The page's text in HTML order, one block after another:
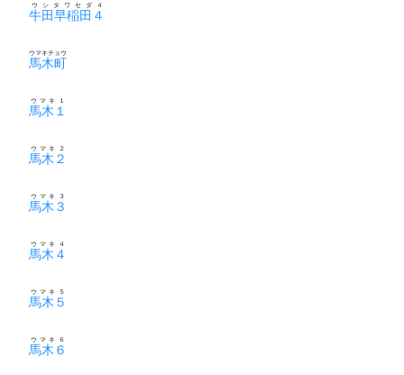
牛田早稲田４
ウシタワセダ４
馬木町
ウマキチョウ
馬木１
ウマキ１
馬木２
ウマキ２
馬木３
ウマキ３
馬木４
ウマキ４
馬木５
ウマキ５
馬木６
ウマキ６